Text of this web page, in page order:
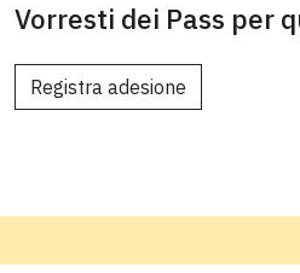
Vorresti dei Pass per
Registra adesione